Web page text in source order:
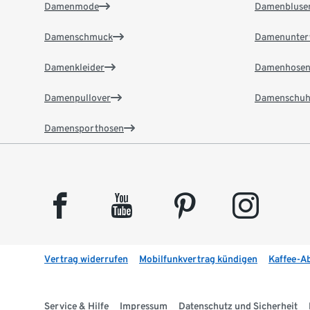
Damenmode
Damenschmuck
Damenkleider
Damenpullover
Damensporthosen
Damenhosen
facebook youtube pinterest instagram
Vertrag widerrufen Mobilfunkvertrag kündigen Kaffee-
Service & Hilfe Impressum Datenschutz und Sicherheit